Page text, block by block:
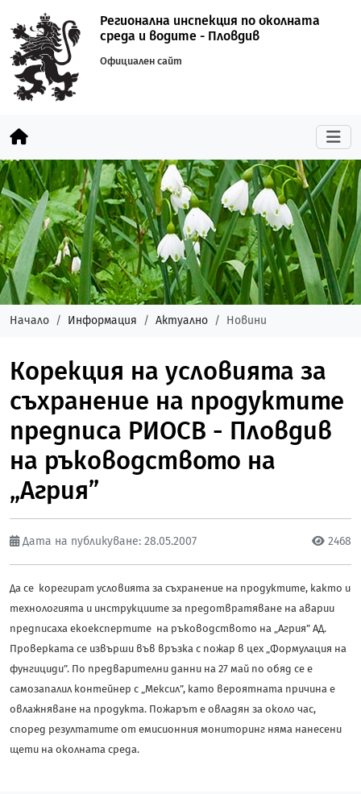
Регионална инспекция по околната
среда и водите - Пловдив
Официален сайт
Начало Информация Актуално Новини
Корекция на условията за
съхранение на продуктите
предписа РИОСВ - Пловдив
на ръководството на
„Агрия”
Дата на публикуване: 28.05.2007 2468
Да се корегират условията за съхранение на продуктите, както и
технологията и инструкциите за предотвратяване на аварии
предписаха екоекспертите на ръководството на „Агрия” АД.
Проверката се извърши във връзка с пожар в цех „Формулация на
фунгициди”. По предварителни данни на 27 май по обяд се е
самозапалил контейнер с „Мексил”, като вероятната причина е
овлажняване на продукта. Пожарът е овладян за около час,
според резултатите от емисионния мониторинг няма нанесени
щети на околната среда.